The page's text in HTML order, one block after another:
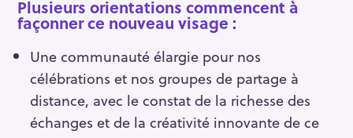
Plusieurs orientations commencent à
façonner ce nouveau visage :
Une communauté élargie pour nos
célébrations et nos groupes de partage à
distance, avec le constat de la richesse des
échanges et de la créativité innovante de ce